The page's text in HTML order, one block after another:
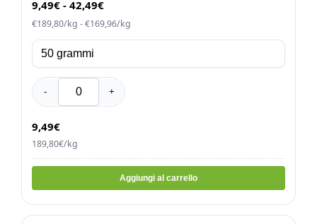
9,49€ - 42,49€
€189,80/kg - €169,96/kg
- +
9,49€
189,80€/kg
Aggiungi al carrello